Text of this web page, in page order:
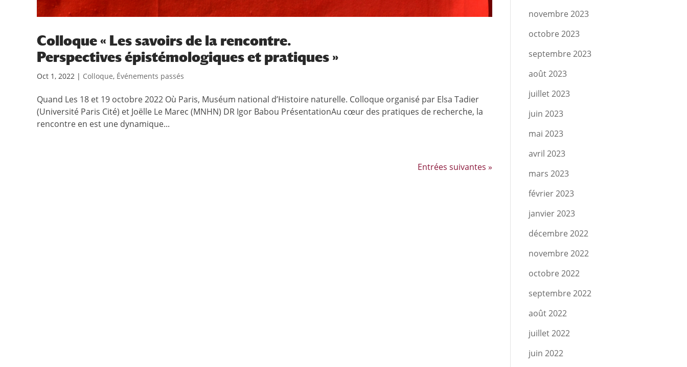
Colloque « Les savoirs de la rencontre.
Perspectives épistémologiques et pratiques »
Oct 1, 2022 | Colloque, Événements passés
Quand Les 18 et 19 octobre 2022 Où Paris, Muséum national d’Histoire naturelle. Colloque organisé par Elsa Tadier
(Université Paris Cité) et Joëlle Le Marec (MNHN) DR Igor Babou PrésentationAu cœur des pratiques de recherche, la
rencontre en est une dynamique...
Entrées suivantes »
novembre 2023
octobre 2023
septembre 2023
août 2023
juillet 2023
juin 2023
mai 2023
avril 2023
mars 2023
février 2023
janvier 2023
décembre 2022
novembre 2022
octobre 2022
septembre 2022
août 2022
juillet 2022
juin 2022